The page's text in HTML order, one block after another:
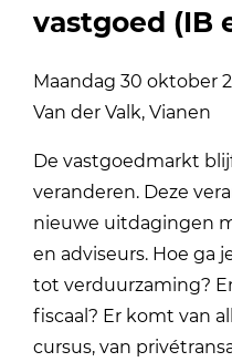
vastgoed (IB
Maandag 30 oktober
Van der Valk, Vianen
De vastgoedmarkt
veranderen. Deze
nieuwe uitdagingen
en adviseurs. Hoe ga
tot verduurzaming?
fiscaal? Er komt van
cursus, van